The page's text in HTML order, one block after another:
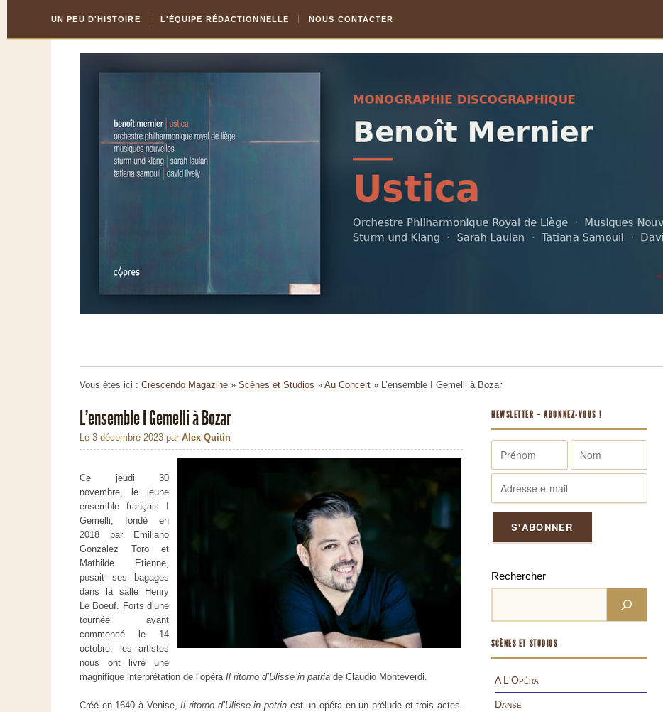
Content
la
UN PEU D'HISTOIRE L'ÉQUIPE RÉDACTIONNELLE NOUS CONTACTER
Vous êtes ici : Crescendo Magazine » Scènes et Studios » Au Concert » L’ensemble I Gemelli à Bozar
L’ensemble I Gemelli à Bozar
Le 3 décembre 2023 par Alex Quitin
Ce jeudi 30
novembre, le jeune
ensemble français I
Gemelli, fondé en
2018 par Emiliano
Gonzalez Toro et
Mathilde Etienne,
posait ses bagages
dans la salle Henry
Le Boeuf. Forts d’une
tournée ayant
commencé le 14
octobre, les artistes
nous ont livré une
magnifique interprétation de l’opéra Il ritorno d’Ulisse in patria de Claudio Monteverdi.
Créé en 1640 à Venise,Il ritorno d’Ulisse in patria est un opéra en un prélude et trois actes.
NEWSLETTER – ABONNEZ-VOUS !
Rechercher
SCÈNES ET STUDIOS
A L'Opéra
Danse